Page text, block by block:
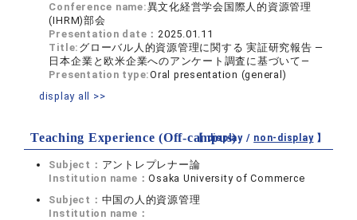
Conference name:異文化経営学会国際人的資源管理
(IHRM)部会
Presentation date：2025.01.11
Title: グローバル人的資源管理に関する 実証研究報告 ―
日本企業と欧米企業へのアンケート調査に基づいて―
Presentation type:Oral presentation (general)
display all >>
Teaching Experience (Off-campus)
【 display / non-display】
Subject： アントレプレナー論
Institution name：Osaka University of Commerce
Subject： 中国の人的資源管理
Institution name：